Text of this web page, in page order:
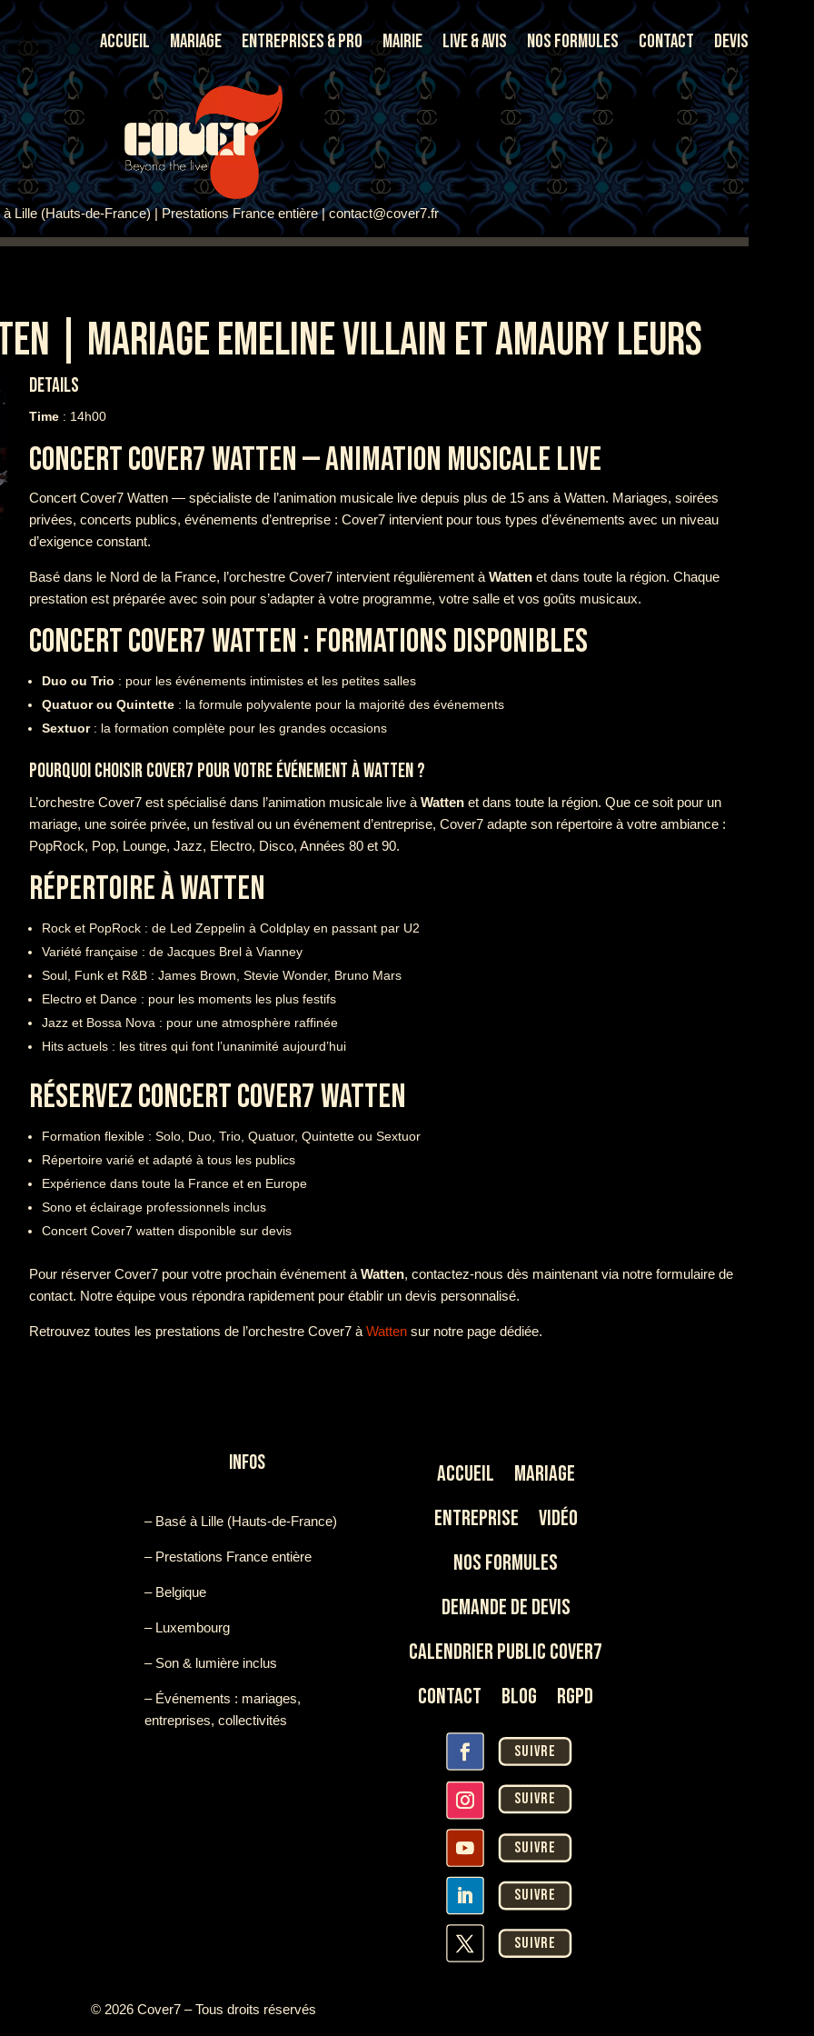
Accueil Mariage Entreprises & Pro Mairie Live & Avis Nos Formules Contact Devis
Lille (Hauts-de-France) | Prestations France entière | contact@cover7.fr
| MARIAGE EMELINE VILLAIN ET AMAURY LEURS
DETAILS
Time : 14h00
CONCERT COVER7 WATTEN — ANIMATION MUSICALE LIVE
Concert Cover7 Watten — spécialiste de l’animation musicale live depuis plus de 15 ans à Watten. Mariages, soirées
privées, concerts publics, événements d’entreprise : Cover7 intervient pour tous types d’événements avec un niveau
d’exigence constant.
Basé dans le Nord de la France, l’orchestre Cover7 intervient régulièrement à Watten et dans toute la région. Chaque
prestation est préparée avec soin pour s’adapter à votre programme, votre salle et vos goûts musicaux.
CONCERT COVER7 WATTEN : FORMATIONS DISPONIBLES
Duo ou Trio : pour les événements intimistes et les petites salles
Quatuor ou Quintette : la formule polyvalente pour la majorité des événements
Sextuor: la formation complète pour les grandes occasions
POURQUOI CHOISIR COVER7 POUR VOTRE ÉVÉNEMENT À WATTEN ?
L’orchestre Cover7 est spécialisé dans l’animation musicale live à Watten et dans toute la région. Que ce soit pour un
mariage, une soirée privée, un festival ou un événement d’entreprise, Cover7 adapte son répertoire à votre ambiance :
PopRock, Pop, Lounge, Jazz, Electro, Disco, Années 80 et 90.
RÉPERTOIRE À WATTEN
Rock et PopRock : de Led Zeppelin à Coldplay en passant par U2
Variété française : de Jacques Brel à Vianney
Soul, Funk et R&B : James Brown, Stevie Wonder, Bruno Mars
Electro et Dance : pour les moments les plus festifs
Jazz et Bossa Nova : pour une atmosphère raffinée
Hits actuels : les titres qui font l’unanimité aujourd’hui
RÉSERVEZ CONCERT COVER7 WATTEN
Formation flexible : Solo, Duo, Trio, Quatuor, Quintette ou Sextuor
Répertoire varié et adapté à tous les publics
Expérience dans toute la France et en Europe
Sono et éclairage professionnels inclus
Concert Cover7 watten disponible sur devis
Pour réserver Cover7 pour votre prochain événement à Watten, contactez-nous dès maintenant via notre formulaire de
contact. Notre équipe vous répondra rapidement pour établir un devis personnalisé.
Retrouvez toutes les prestations de l’orchestre Cover7 à Watten sur notre page dédiée.
INFOS
– Basé à Lille (Hauts-de-France)
– Prestations France entière
– Belgique
– Luxembourg
– Son & lumière inclus
– Événements : mariages,
entreprises, collectivités
Accueil
Mariage
Entreprise
Vidéo
Nos Formules
Demande de devis
Calendrier Public Cover7
Contact
Blog rgpd
Suivre
Suivre
Suivre
Suivre
Suivre
© 2026 Cover7 – Tous droits réservés